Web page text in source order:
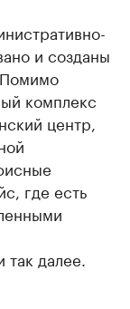
и созданы
Помимо
комплекс
центр,
где есть
так далее.